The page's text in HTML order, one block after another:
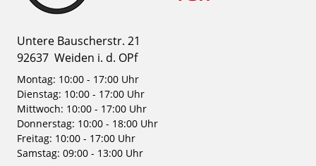
Untere Bauscherstr. 21
92637 Weiden i. d. OPf
Montag: 10:00 - 17:00 Uhr
Dienstag: 10:00 - 17:00 Uhr
Mittwoch: 10:00 - 17:00 Uhr
Donnerstag: 10:00 - 18:00 Uhr
Freitag: 10:00 - 17:00 Uhr
Samstag: 09:00 - 13:00 Uhr